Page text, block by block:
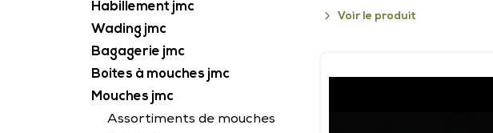
Habillement jmc
Wading jmc
Bagagerie jmc
Boites à mouches jmc
Mouches jmc
Assortiments de mouches
Voir le produit